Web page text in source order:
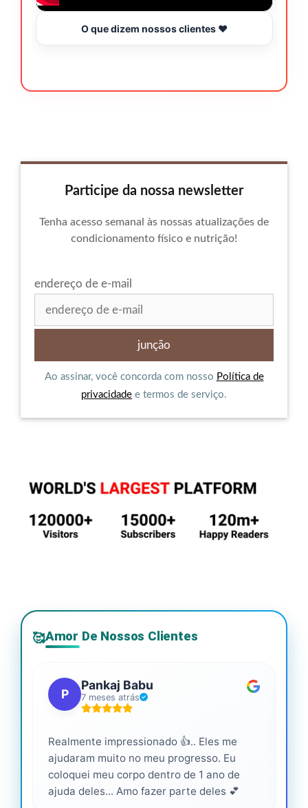
O que dizem nossos clientes ❤️
Participe da nossa newsletter
Tenha acesso semanal às nossas atualizações de
condicionamento físico e nutrição!
endereço de e-mail
Ao assinar, você concorda com nosso Política de
privacidade e termos de serviço.
🥰Amor De Nossos Clientes
P
Pankaj Babu
7 meses atrás
Realmente impressionado 👍.. Eles me
ajudaram muito no meu progresso. Eu
coloquei meu corpo dentro de 1 ano de
ajuda deles... Amo fazer parte deles 💕